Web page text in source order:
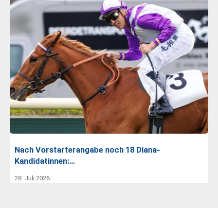
Nach Vorstarterangabe noch 18 Diana-
Kandidatinnen:…
28. Juli 2026